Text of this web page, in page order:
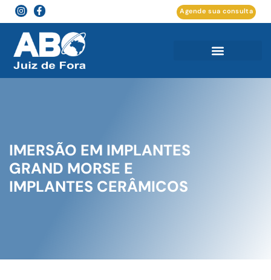
Agende sua consulta
IMERSÃO EM IMPLANTES
GRAND MORSE E
IMPLANTES CERÂMICOS